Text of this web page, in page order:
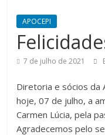
APOCEPI
7 de julho de 2021
Diretoria e sócios da
hoje, 07 de julho, a
Carmen Lúcia, pela
Agradecemos pelo